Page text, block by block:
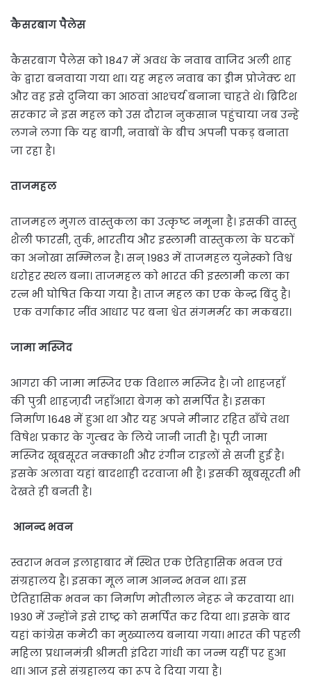
कैसरबाग पैलेस
कैसरबाग पैलेस को 1847 में अवध के नवाब वाजिद अली शाह
के द्वारा बनवाया गया था। यह महल नवाब का ड्रीम प्रोजेक्‍ट था
और वह इसे दुनिया का आठवां आश्‍चर्य बनाना चाहते थे। ब्रिटिश
सरकार ने इस महल को उस दौरान नुकसान पहुंचाया जब उन्‍हे
लगने लगा कि यह बागी, नवाबों के बीच अपनी पकड़ बनाता
जा रहा है।
ताजमहल
ताजमहल मुग़ल वास्तुकला का उत्कृष्ट नमूना है। इसकी वास्तु
शैली फारसी, तुर्क, भारतीय और इस्लामी वास्तुकला के घटकों
का अनोखा सम्मिलन है। सन् 1983 में ताजमहल युनेस्को विश्व
धरोहर स्थल बना। ताजमहल को भारत की इस्लामी कला का
रत्न भी घोषित किया गया है। ताज महल का एक केन्द्र बिंदु है।
एक वर्गाकार नींव आधार पर बना श्वेत संगमर्मर का मकबरा।
जामा मस्जिद
आगरा की जामा मस्जिद एक विशाल मस्जिद है। जो शाहजहाँ
की पुत्री शाहजा़दी जहाँआरा बेगम़ को समर्पित है। इसका
निर्माण 1648 में हुआ था और यह अपने मीनार रहित ढाँचे तथा
विषेश प्रकार के गुम्बद के लिये जानी जाती है। पूरी जामा
मस्जिद खूबसूरत नक्‍काशी और रंगीन टाइलों से सजी हुई है।
इसके अलावा यहां बादशाही दरवाजा भी है। इसकी खूबसूरती भी
देखते ही बनती है।
आनन्द भवन
स्वराज भवन इलाहाबाद में स्थित एक ऐतिहासिक भवन एवं
संग्रहालय है। इसका मूल नाम आनन्द भवन था। इस
ऐतिहासिक भवन का निर्माण मोतीलाल नेहरू ने करवाया था।
1930 में उन्होंने इसे राष्ट्र को समर्पित कर दिया था। इसके बाद
यहां कांग्रेस कमेटी का मुख्यालय बनाया गया। भारत की पहली
महिला प्रधानमंत्री श्रीमती इंदिरा गांधी का जन्म यहीं पर हुआ
था। आज इसे संग्रहालय का रूप दे दिया गया है।